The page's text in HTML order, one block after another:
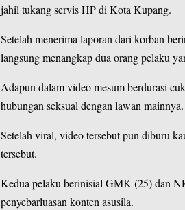
jahil tukang servis HP di Kota Kupang.
Setelah menerima laporan dari korban
langsung menangkap dua orang pelaku
Adapun dalam video mesum berdurasi
hubungan seksual dengan lawan
Setelah viral, video tersebut pun diburu
tersebut.
Kedua pelaku berinisial GMK (25) dan
penyebarluasan konten asusila.